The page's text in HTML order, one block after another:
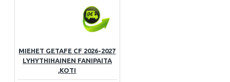
MIEHET GETAFE CF 2026-2027
LYHYTHIHAINEN FANIPAITA
,KOTI